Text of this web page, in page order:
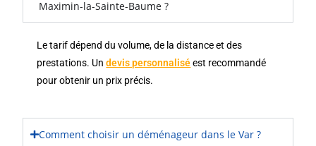
Maximin-la-Sainte-Baume ?
Le tarif dépend du volume, de la distance et des
prestations. Undevis personnaliséest recommandé
pour obtenir un prix précis.
Comment choisir un déménageur dans le Var ?